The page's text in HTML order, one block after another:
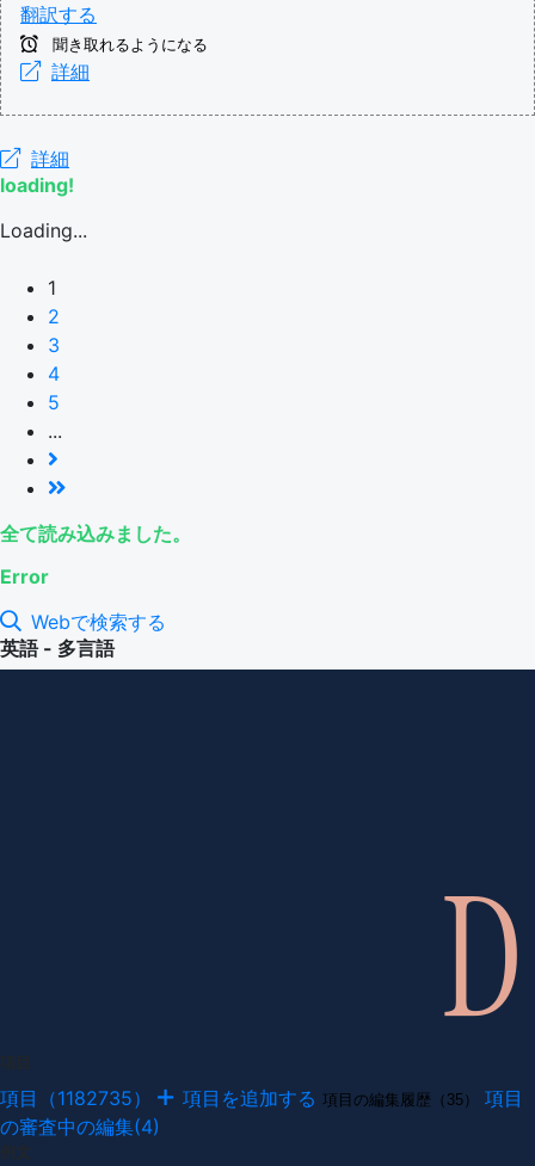
翻訳する
聞き取れるようになる
詳細
詳細
loading!
Loading...
1
2
3
4
5
...
全て読み込みました。
Error
Webで検索する
英語 - 多言語
項目（1182735） 項目を追加する 項目の編集履歴（35）
項目
の審査中の編集(4)